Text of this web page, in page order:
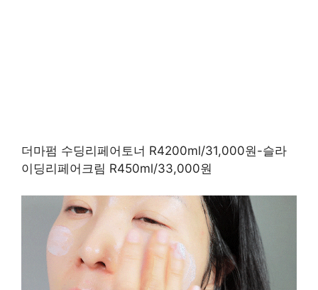
더마펌 수딩리페어토너 R4200ml/31,000원-슬라
이딩리페어크림 R450ml/33,000원